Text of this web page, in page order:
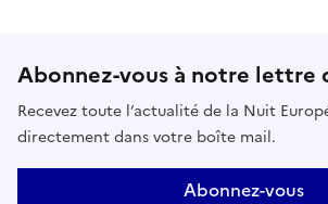
Abonnez-vous à notre lettre
Recevez toute l’actualité de la Nuit
directement dans votre boîte mail.
Abonnez-vous